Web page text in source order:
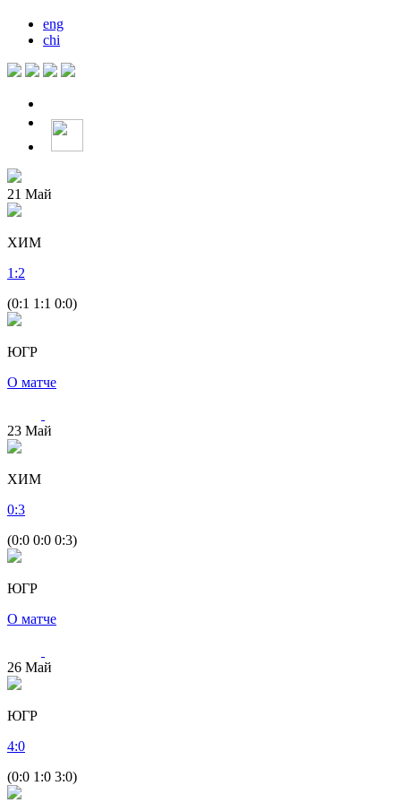
eng
chi
21 Май
ХИМ
1 :2
(0:1 1:1 0:0)
ЮГР
О матче
23 Май
ХИМ
0:3
(0:0 0:0 0:3)
ЮГР
О матче
26 Май
ЮГР
4:0
(0:0 1:0 3:0)